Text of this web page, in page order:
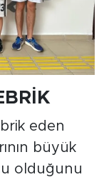
eden
büyük
olduğunu